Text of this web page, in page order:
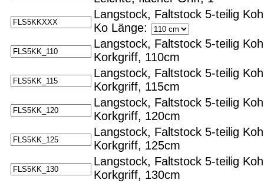
Langstock, Faltstock 5-teilig
Ko Länge:
Langstock, Faltstock 5-teilig
Korkgriff, 110cm
Langstock, Faltstock 5-teilig
Korkgriff, 115cm
Langstock, Faltstock 5-teilig
Korkgriff, 120cm
Langstock, Faltstock 5-teilig
Korkgriff, 125cm
Langstock, Faltstock 5-teilig
Korkgriff, 130cm